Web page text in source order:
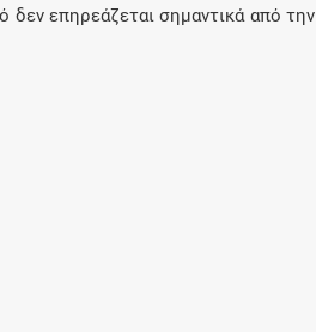
δεν επηρεάζεται σημαντικά από την